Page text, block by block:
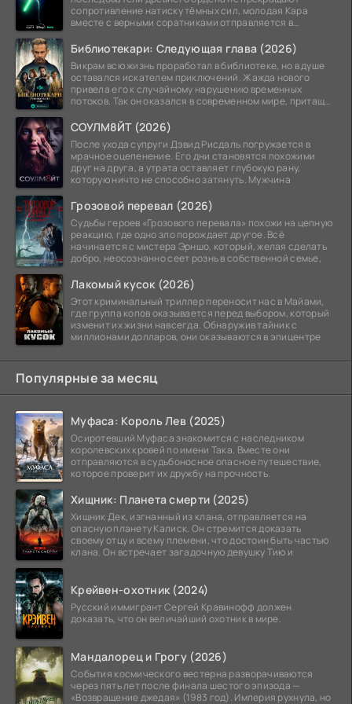
сопротивление натиску тёмных сил, молодая Кара
вместе с верными соратниками отправляется в
Библиотекари: Следующая глава (2026)
Викрам всю жизнь проработал в библиотеке, но в душе
оставался искателем приключений. Жажда нового
привела его к случайному нарушению временных
потоков. Так он оказался в современном мире, притащив
СОУЛМ8ЙТ (2026)
После ухода супруги Дэвид Рисдаль погружается в
мрачное оцепенение. Его дни становятся похожими
друг на друга, а утрата оставляет глубокую рану,
которую ничто не способно затянуть. Мужчина
Грозовой перевал (2026)
Судьбы героев «Грозового перевала» похожи на цепную
реакцию, где одно зло порождает другое. Всё
начинается с мистера Эрншо, который, желая сделать
добро, неосознанно сеет рознь в собственной семье,
Лакомый кусок (2026)
Этот криминальный триллер переносит нас в Майами,
где группа копов оказывается перед выбором, который
изменит их жизни навсегда. Обнаружив тайник с
миллионами долларов, они оказываются в эпицентре
Популярные за месяц
Муфаса: Король Лев (2025)
Осиротевший Муфаса знакомится с наследником
королевских кровей по имени Така. Вместе они
отправляются в судьбоносное опасное путешествие,
которое проверит их дружбу на прочность.
Хищник: Планета смерти (2025)
Хищник Дек, изгнанный из клана, отправляется на
опасную планету Калиск. Он стремится доказать
своему отцу и всему племени, что достоин быть частью
клана. Он встречает загадочную девушку Тию и
Крейвен-охотник (2024)
Русский иммигрант Сергей Кравинофф должен
доказать, что он величайший охотник в мире.
Мандалорец и Грогу (2026)
События космического вестерна разворачиваются
через пять лет после финала шестого эпизода —
«Возвращение джедая» (1983 год). Империя рухнула, но